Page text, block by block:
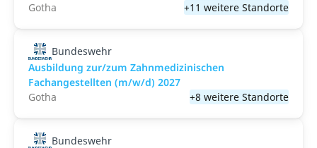
Gotha
+11 weitere Standorte
Bundeswehr
Ausbildung zur/zum Zahnmedizinischen
Fachangestellten (m/w/d) 2027
Gotha
+8 weitere Standorte
Bundeswehr